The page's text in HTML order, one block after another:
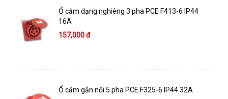
Ổ cắm dạng nghiêng 3 pha PCE F413-6 IP44
16A
157,000 đ
Ổ cắm gắn nổi 5 pha PCE F325-6 IP44 32A